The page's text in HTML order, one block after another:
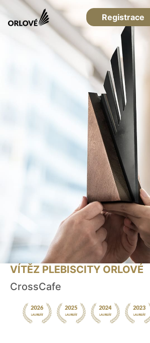
Registrace
VÍTĚZ PLEBISCITY ORLOVÉ
CrossCafe